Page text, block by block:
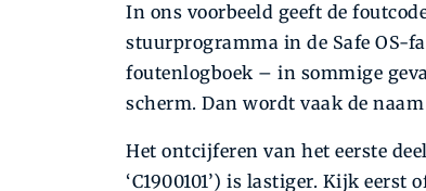
In ons voorbeeld geeft de
stuurprogramma in de Safe OS-
foutenlogboek – in sommige
scherm. Dan wordt vaak de
Het ontcijferen van het eerste
‘C1900101’) is lastiger. Kijk eerst